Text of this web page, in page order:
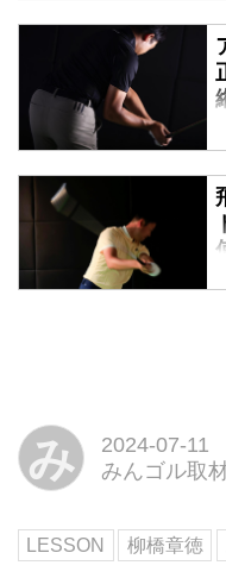
み
2024-07-11
みんゴル取
LESSON 柳橋章徳